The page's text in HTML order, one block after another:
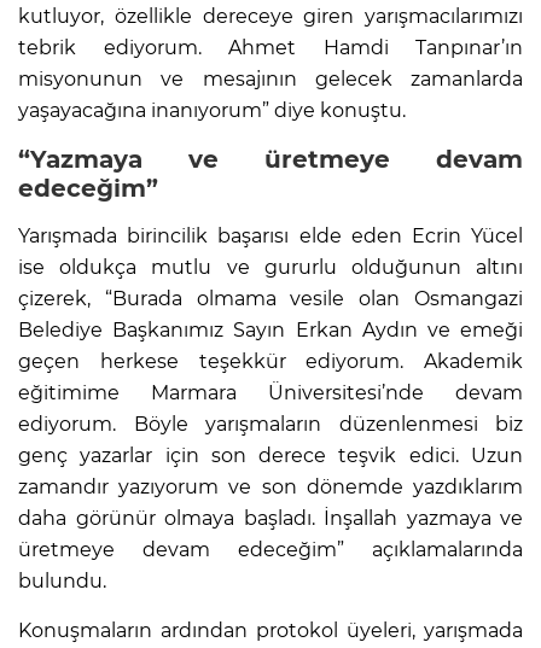
kutluyor, özellikle dereceye giren yarışmacılarımızı
tebrik ediyorum. Ahmet Hamdi Tanpınar’ın
misyonunun ve mesajının gelecek zamanlarda
yaşayacağına inanıyorum” diye konuştu.
“Yazmaya ve üretmeye devam
edeceğim”
Yarışmada birincilik başarısı elde eden Ecrin Yücel
ise oldukça mutlu ve gururlu olduğunun altını
çizerek, “Burada olmama vesile olan Osmangazi
Belediye Başkanımız Sayın Erkan Aydın ve emeği
geçen herkese teşekkür ediyorum. Akademik
eğitimime Marmara Üniversitesi’nde devam
ediyorum. Böyle yarışmaların düzenlenmesi biz
genç yazarlar için son derece teşvik edici. Uzun
zamandır yazıyorum ve son dönemde yazdıklarım
daha görünür olmaya başladı. İnşallah yazmaya ve
üretmeye devam edeceğim” açıklamalarında
bulundu.
Konuşmaların ardından protokol üyeleri, yarışmada